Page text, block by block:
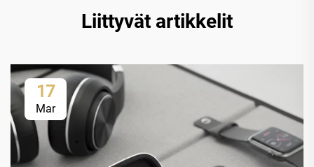
Liittyvät artikkelit
17
Mar